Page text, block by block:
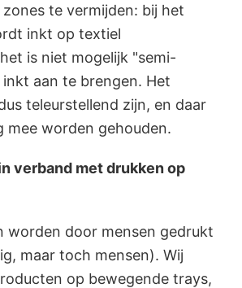
te vermijden: bij het
inkt op textiel
is niet mogelijk "semi-
aan te brengen. Het
teleurstellend zijn, en daar
mee worden gehouden.
verband met drukken op
worden door mensen gedrukt
maar toch mensen). Wij
op bewegende trays,